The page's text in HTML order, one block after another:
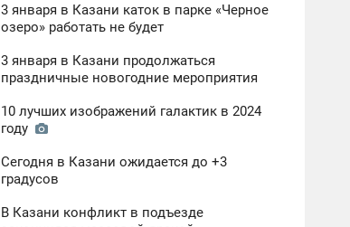
3 января в Казани каток в парке «Черное
oзеро» работать не будет
3 января в Казани продолжаться
праздничные новогодние мероприятия
10 лучших изображений галактик в 2024
году
Сегодня в Казани ожидается до +3
градусов
В Казани конфликт в подъезде